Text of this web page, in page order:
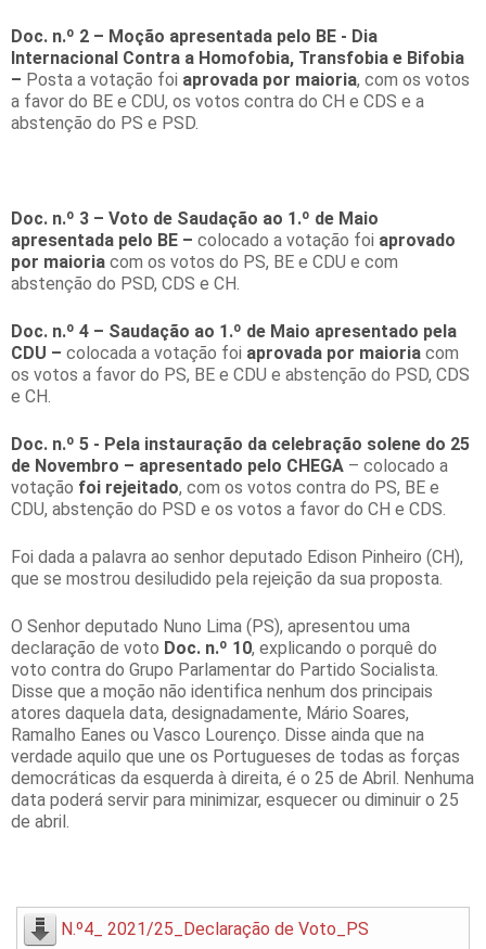
Doc. n.º 2 – Moção apresentada pelo BE - Dia
Internacional Contra a Homofobia, Transfobia e Bifobia
– Posta a votação foi aprovada por maioria, com os votos
a favor do BE e CDU, os votos contra do CH e CDS e a
abstenção do PS e PSD.
Doc. n.º 3 – Voto de Saudação ao 1.º de Maio
apresentada pelo BE – colocado a votação foi aprovado
por maioria com os votos do PS, BE e CDU e com
abstenção do PSD, CDS e CH.
Doc. n.º 4 – Saudação ao 1.º de Maio apresentado pela
CDU – colocada a votação foi aprovada por maioria com
os votos a favor do PS, BE e CDU e abstenção do PSD, CDS
e CH.
Doc. n.º 5 - Pela instauração da celebração solene do 25
de Novembro – apresentado pelo CHEGA – colocado a
votação foi rejeitado, com os votos contra do PS, BE e
CDU, abstenção do PSD e os votos a favor do CH e CDS.
Foi dada a palavra ao senhor deputado Edison Pinheiro (CH),
que se mostrou desiludido pela rejeição da sua proposta.
O Senhor deputado Nuno Lima (PS), apresentou uma
declaração de voto Doc. n.º 10, explicando o porquê do
voto contra do Grupo Parlamentar do Partido Socialista.
Disse que a moção não identifica nenhum dos principais
atores daquela data, designadamente, Mário Soares,
Ramalho Eanes ou Vasco Lourenço. Disse ainda que na
verdade aquilo que une os Portugueses de todas as forças
democráticas da esquerda à direita, é o 25 de Abril. Nenhuma
data poderá servir para minimizar, esquecer ou diminuir o 25
de abril.
N.º4_ 2021/25_Declaração de Voto_PS